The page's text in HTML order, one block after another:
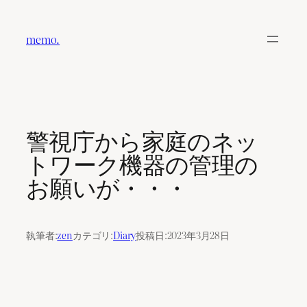
memo.
警視庁から家庭のネッ
トワーク機器の管理の
お願いが・・・
執筆者:zenカテゴリ:Diary投稿日:2023年3月28日